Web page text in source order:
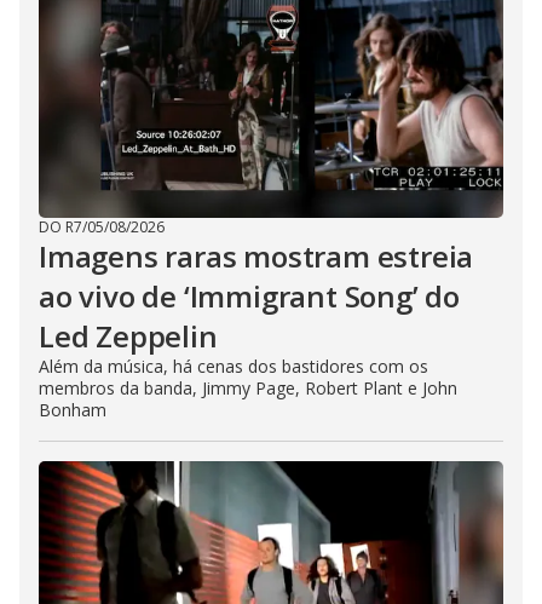
DO R7/05/08/2026
Imagens raras mostram estreia
ao vivo de ‘Immigrant Song’ do
Led Zeppelin
Além da música, há cenas dos bastidores com os
membros da banda, Jimmy Page, Robert Plant e John
Bonham